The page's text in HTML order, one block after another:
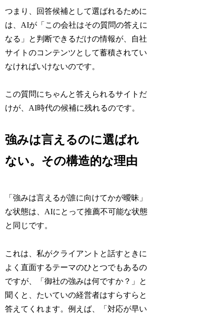
つまり、回答候補として選ばれるために
は、AIが「この会社はその質問の答えに
なる」と判断できるだけの情報が、自社
サイトのコンテンツとして蓄積されてい
なければいけないのです。
この質問にちゃんと答えられるサイトだ
けが、AI時代の候補に残れるのです。
強みは言えるのに選ばれ
ない。その構造的な理由
「強みは言えるが誰に向けてかが曖昧」
な状態は、AIにとって推薦不可能な状態
と同じです。
これは、私がクライアントと話すときに
よく直面するテーマのひとつでもあるの
ですが、「御社の強みは何ですか？」と
聞くと、たいていの経営者はすらすらと
答えてくれます。例えば、「対応が早い